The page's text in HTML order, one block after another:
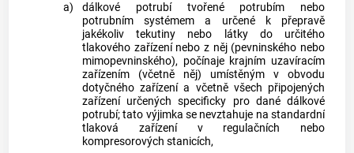
a)
dálkové potrubí tvořené potrubím nebo
potrubním systémem a určené k přepravě
jakékoliv tekutiny nebo látky do určitého
tlakového zařízení nebo z něj (pevninského nebo
mimopevninského), počínaje krajním uzavíracím
zařízením (včetně něj) umístěným v obvodu
dotyčného zařízení a včetně všech připojených
zařízení určených specificky pro dané dálkové
potrubí; tato výjimka se nevztahuje na standardní
tlaková zařízení v regulačních nebo
kompresorových stanicích,